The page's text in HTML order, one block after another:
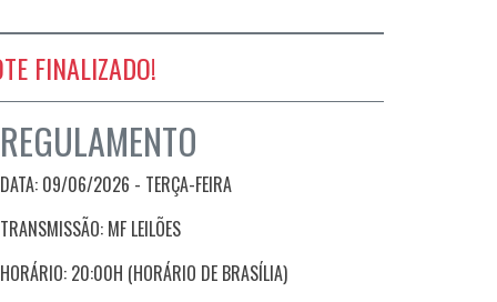
FINALIZADO!
REGULAMENTO
DATA: 09/06/2026 - TERÇA-FEIRA
TRANSMISSÃO: MF LEILÕES
HORÁRIO: 20:00H (HORÁRIO DE BRASÍLIA)